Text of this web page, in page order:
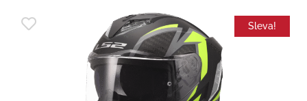
Sleva!